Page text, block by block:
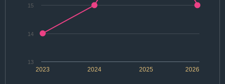
2024 2026
2023 2025
13
14
15